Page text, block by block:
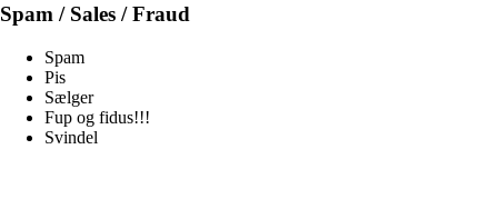
Spam / Sales / Fraud
Spam
Pis
Sælger
Fup og fidus!!!
Svindel